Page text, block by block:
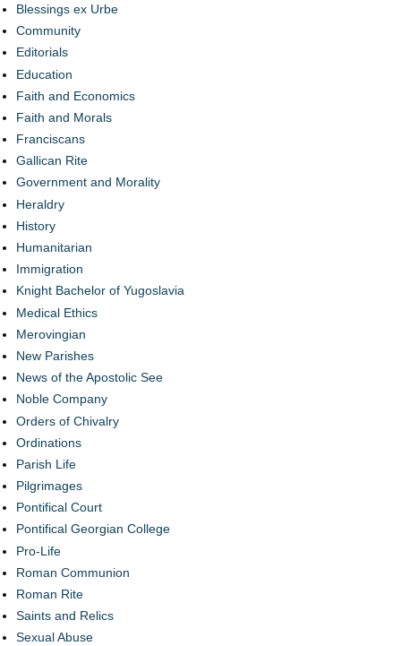
Blessings ex Urbe
Community
Editorials
Education
Faith and Economics
Faith and Morals
Franciscans
Gallican Rite
Government and Morality
Heraldry
History
Humanitarian
Immigration
Knight Bachelor of Yugoslavia
Medical Ethics
Merovingian
New Parishes
News of the Apostolic See
Noble Company
Orders of Chivalry
Ordinations
Parish Life
Pilgrimages
Pontifical Court
Pontifical Georgian College
Pro-Life
Roman Communion
Roman Rite
Saints and Relics
Sexual Abuse